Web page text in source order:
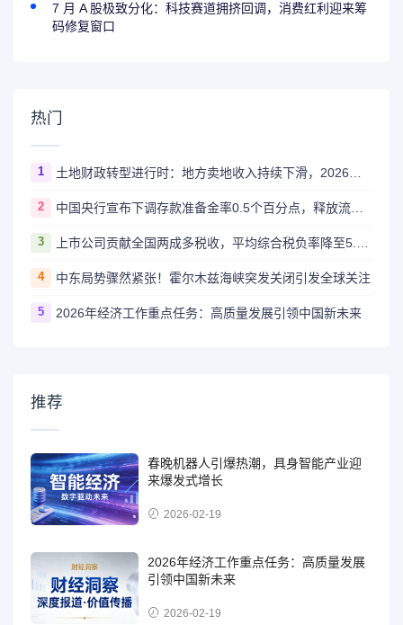
7 月 A 股极致分化：科技赛道拥挤回调，消费红利迎来筹
码修复窗口
热门
1
2 中国央行宣布下调存款准备金率0.5个百分点，释放流动性支持经济高质量发展
3
4 中东局势骤然紧张！霍尔木兹海峡突发关闭引发全球关注
5 2026年经济工作重点任务：高质量发展引领中国新未来
推荐
春晚机器人引爆热潮，具身智能产业迎
来爆发式增长
2026-02-19
2026年经济工作重点任务：高质量发展
引领中国新未来
2026-02-19